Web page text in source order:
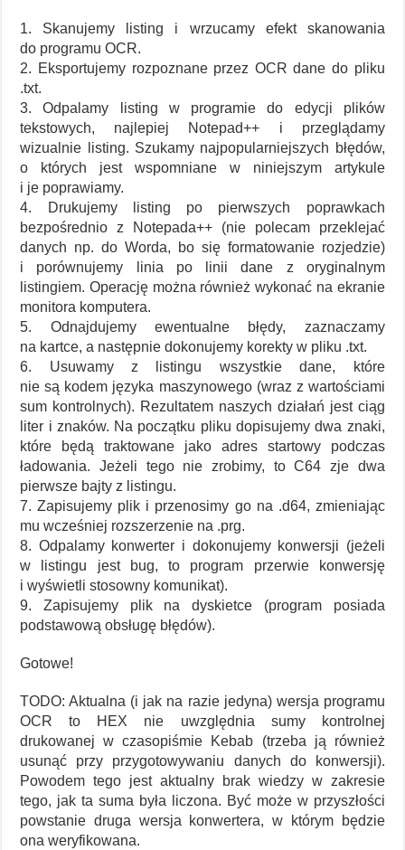
1. Skanujemy listing i wrzucamy efekt skanowania
do programu OCR.
2. Eksportujemy rozpoznane przez OCR dane do pliku
.txt.
3. Odpalamy listing w programie do edycji plików
tekstowych, najlepiej Notepad++ i przeglądamy
wizualnie listing. Szukamy najpopularniejszych błędów,
o których jest wspomniane w niniejszym artykule
i je poprawiamy.
4. Drukujemy listing po pierwszych poprawkach
bezpośrednio z Notepada++ (nie polecam przeklejać
danych np. do Worda, bo się formatowanie rozjedzie)
i porównujemy linia po linii dane z oryginalnym
listingiem. Operację można również wykonać na ekranie
monitora komputera.
5. Odnajdujemy ewentualne błędy, zaznaczamy
na kartce, a następnie dokonujemy korekty w pliku .txt.
6. Usuwamy z listingu wszystkie dane, które
nie są kodem języka maszynowego (wraz z wartościami
sum kontrolnych). Rezultatem naszych działań jest ciąg
liter i znaków. Na początku pliku dopisujemy dwa znaki,
które będą traktowane jako adres startowy podczas
ładowania. Jeżeli tego nie zrobimy, to C64 zje dwa
pierwsze bajty z listingu.
7. Zapisujemy plik i przenosimy go na .d64, zmieniając
mu wcześniej rozszerzenie na .prg.
8. Odpalamy konwerter i dokonujemy konwersji (jeżeli
w listingu jest bug, to program przerwie konwersję
i wyświetli stosowny komunikat).
9. Zapisujemy plik na dyskietce (program posiada
podstawową obsługę błędów).
Gotowe!
TODO: Aktualna (i jak na razie jedyna) wersja programu
OCR to HEX nie uwzględnia sumy kontrolnej
drukowanej w czasopiśmie Kebab (trzeba ją również
usunąć przy przygotowywaniu danych do konwersji).
Powodem tego jest aktualny brak wiedzy w zakresie
tego, jak ta suma była liczona. Być może w przyszłości
powstanie druga wersja konwertera, w którym będzie
ona weryfikowana.